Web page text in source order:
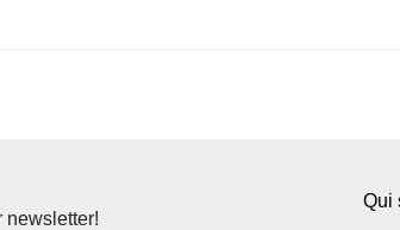
newsletter!
Qui